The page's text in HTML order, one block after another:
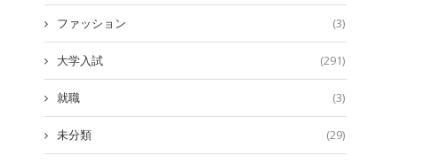
ファッション (3)
大学入試 (291)
就職 (3)
未分類 (29)